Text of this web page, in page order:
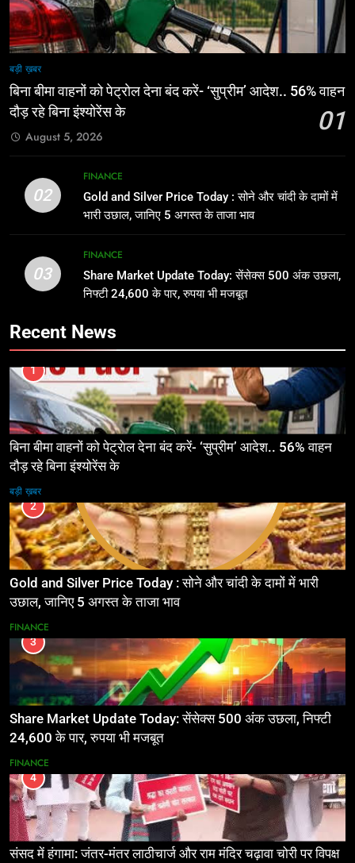
बड़ी ख़बर
बिना बीमा वाहनों को पेट्राेल देना बंद करें- ‘सुप्रीम’ आदेश.. 56% वाहन
दौड़ रहे बिना इंश्योरेंस के
01
August 5, 2026
02
FINANCE
Gold and Silver Price Today : सोने और चांदी के दामों में
भारी उछाल, जानिए 5 अगस्त के ताजा भाव
03
FINANCE
Share Market Update Today: सेंसेक्स 500 अंक उछला,
निफ्टी 24,600 के पार, रुपया भी मजबूत
Recent News
1
बिना बीमा वाहनों को पेट्राेल देना बंद करें- ‘सुप्रीम’ आदेश.. 56% वाहन
दौड़ रहे बिना इंश्योरेंस के
बड़ी ख़बर
2
Gold and Silver Price Today : सोने और चांदी के दामों में भारी
उछाल, जानिए 5 अगस्त के ताजा भाव
FINANCE
3
Share Market Update Today: सेंसेक्स 500 अंक उछला, निफ्टी
24,600 के पार, रुपया भी मजबूत
FINANCE
4
संसद में हंगामा: जंतर-मंतर लाठीचार्ज और राम मंदिर चढ़ावा चोरी पर विपक्ष